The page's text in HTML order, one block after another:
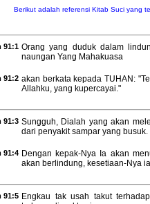
Berikut adalah referensi Kitab Suci yang
91:1 Orang yang duduk dalam
naungan Yang Mahakuasa
91:2 akan berkata kepada TUHAN:
Allahku, yang kupercayai."
91:3 Sungguh, Dialah yang akan
dari penyakit sampar yang busuk.
91:4 Dengan kepak-Nya Ia akan
akan berlindung, kesetiaan-Nya
91:5 Engkau tak usah takut